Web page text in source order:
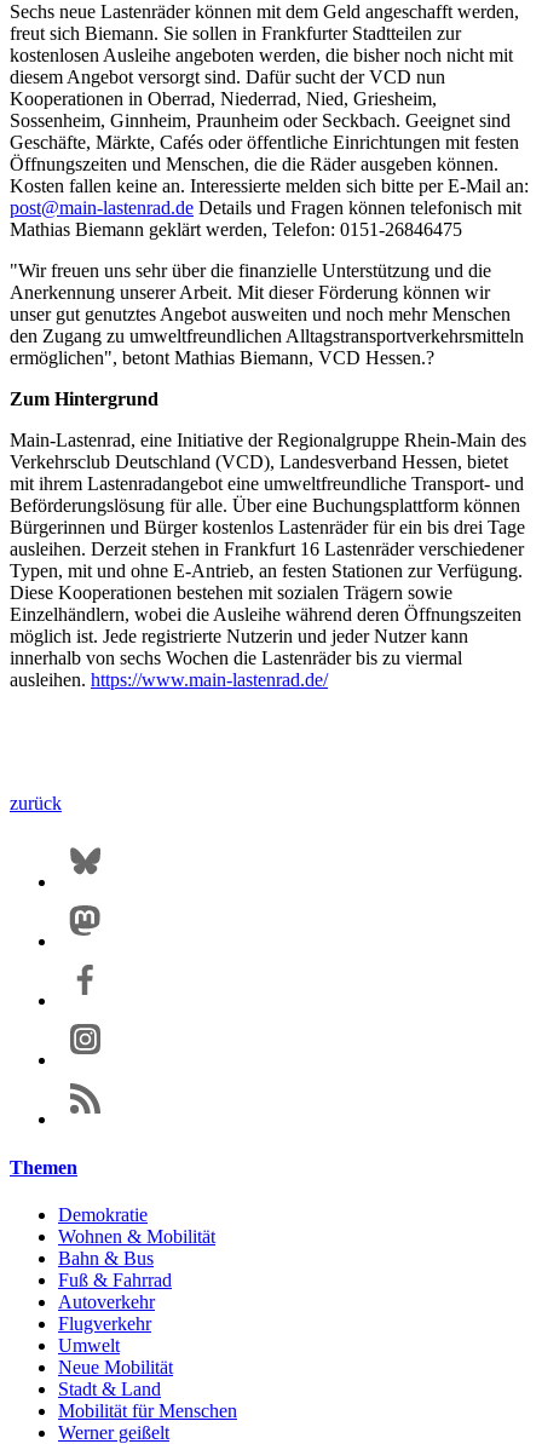
Sechs neue Lastenräder können mit dem Geld angeschafft werden,
freut sich Biemann. Sie sollen in Frankfurter Stadtteilen zur
kostenlosen Ausleihe angeboten werden, die bisher noch nicht mit
diesem Angebot versorgt sind. Dafür sucht der VCD nun
Kooperationen in Oberrad, Niederrad, Nied, Griesheim,
Sossenheim, Ginnheim, Praunheim oder Seckbach. Geeignet sind
Geschäfte, Märkte, Cafés oder öffentliche Einrichtungen mit festen
Öffnungszeiten und Menschen, die die Räder ausgeben können.
Kosten fallen keine an. Interessierte melden sich bitte per E-Mail an:
post@main-lastenrad.de Details und Fragen können telefonisch mit
Mathias Biemann geklärt werden, Telefon: 0151-26846475
"Wir freuen uns sehr über die finanzielle Unterstützung und die
Anerkennung unserer Arbeit. Mit dieser Förderung können wir
unser gut genutztes Angebot ausweiten und noch mehr Menschen
den Zugang zu umweltfreundlichen Alltagstransportverkehrsmitteln
ermöglichen", betont Mathias Biemann, VCD Hessen.?
Zum Hintergrund
Main-Lastenrad, eine Initiative der Regionalgruppe Rhein-Main des
Verkehrsclub Deutschland (VCD), Landesverband Hessen, bietet
mit ihrem Lastenradangebot eine umweltfreundliche Transport- und
Beförderungslösung für alle. Über eine Buchungsplattform können
Bürgerinnen und Bürger kostenlos Lastenräder für ein bis drei Tage
ausleihen. Derzeit stehen in Frankfurt 16 Lastenräder verschiedener
Typen, mit und ohne E-Antrieb, an festen Stationen zur Verfügung.
Diese Kooperationen bestehen mit sozialen Trägern sowie
Einzelhändlern, wobei die Ausleihe während deren Öffnungszeiten
möglich ist. Jede registrierte Nutzerin und jeder Nutzer kann
innerhalb von sechs Wochen die Lastenräder bis zu viermal
ausleihen. https://www.main-lastenrad.de/
zurück
Themen
Demokratie
Wohnen & Mobilität
Bahn & Bus
Fuß & Fahrrad
Autoverkehr
Flugverkehr
Umwelt
Neue Mobilität
Stadt & Land
Mobilität für Menschen
Werner geißelt